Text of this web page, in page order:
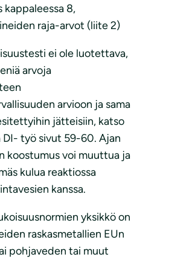
kappaleessa 8,
raja-arvot (liite 2)
ei ole luotettava,
arvoja
arvioon ja sama
jätteisiin, katso
DI- työ sivut 59-60. Ajan
koostumus voi muuttua ja
kulua reaktiossa
kanssa.
yksikkö on
raskasmetallien EUn
pohjaveden tai muut